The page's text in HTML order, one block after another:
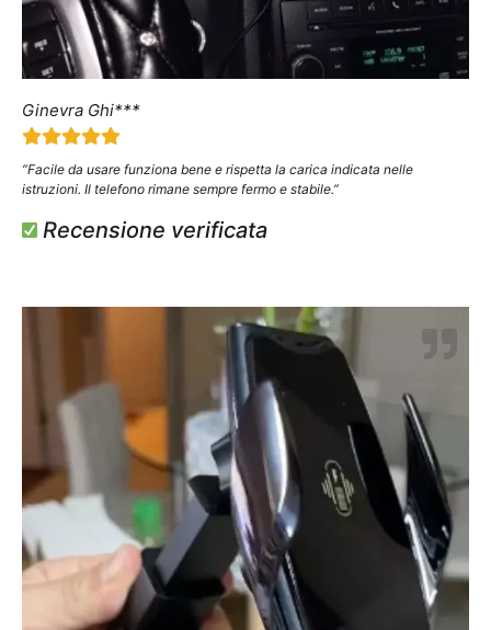
Ginevra Ghi***
“Facile da usare funziona bene e rispetta la carica indicata nelle
istruzioni. Il telefono rimane sempre fermo e stabile.”
Recensione verificata